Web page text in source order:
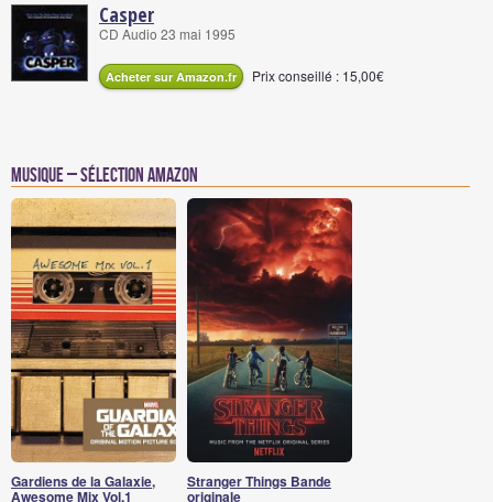
Casper
CD Audio 23 mai 1995
Acheter sur Amazon.fr Prix conseillé : 15,00€
Musique – Sélection Amazon
Gardiens de la Galaxie,
Awesome Mix Vol.1
Stranger Things Bande
originale